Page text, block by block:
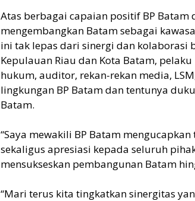
Atas berbagai capaian positif BP
mengembangkan Batam sebagai
ini tak lepas dari sinergi dan kolaborasi
Kepulauan Riau dan Kota Batam,
hukum, auditor, rekan-rekan media,
lingkungan BP Batam dan tentunya
Batam.
“Saya mewakili BP Batam
sekaligus apresiasi kepada seluruh
mensukseskan pembangunan Batam
“Mari terus kita tingkatkan sinergitas